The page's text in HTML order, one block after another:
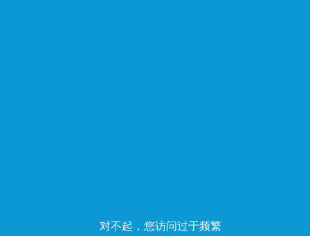
对不起，您访问过于频繁